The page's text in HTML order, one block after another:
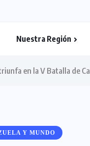
Nuestra Región
en la V Batalla de
Y MUNDO